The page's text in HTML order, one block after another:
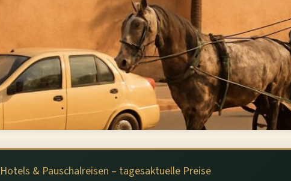
Hotels & Pauschalreisen – tagesaktuelle Preise